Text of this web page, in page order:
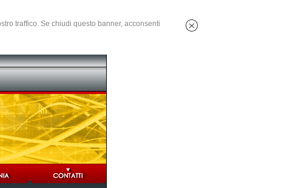
traffico. Se chiudi questo banner, acconsenti